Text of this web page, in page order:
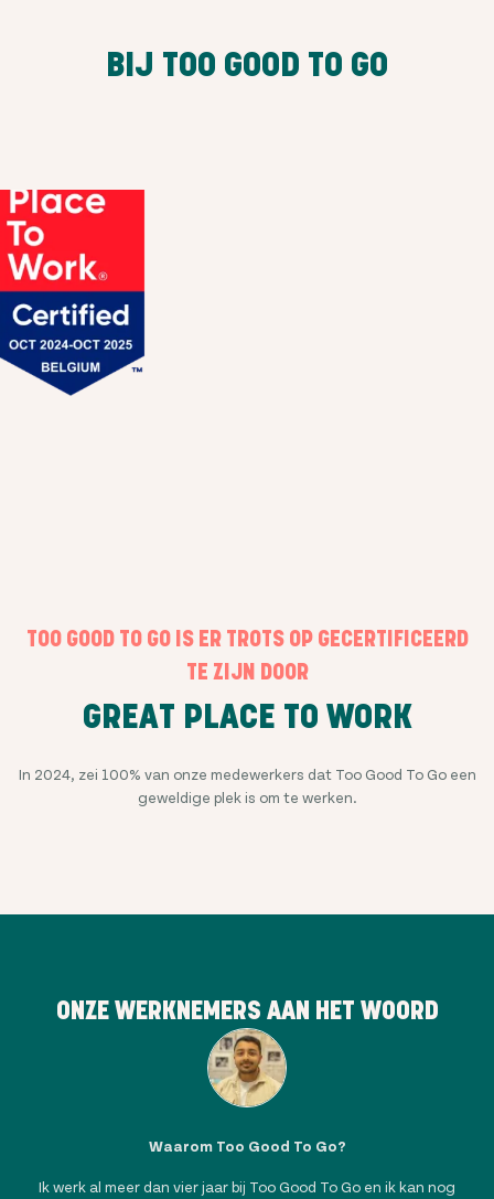
BIJ TOO GOOD TO GO
TOO GOOD TO GO IS ER TROTS OP GECERTIFICEERD
TE ZIJN DOOR
GREAT PLACE TO WORK
In 2024, zei 100% van onze medewerkers dat Too Good To Go een
geweldige plek is om te werken.
ONZE WERKNEMERS AAN HET WOORD
Waarom Too Good To Go?
Ik werk al meer dan vier jaar bij Too Good To Go en ik kan nog